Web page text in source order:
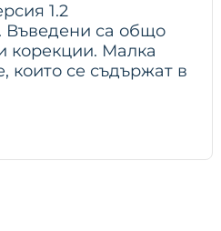
1.2
Въведени са общо
корекции. Малка
които се съдържат в